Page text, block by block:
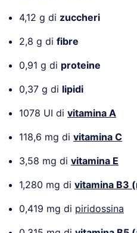
4,12 g di zuccheri
2,8 g di fibre
0,91 g di proteine
0,37 g di lipidi
1078 UI di vitamina A
118,6 mg di vitamina C
3,58 mg di vitamina E
1,280 mg di vitamina B3
0,419 mg di piridossina